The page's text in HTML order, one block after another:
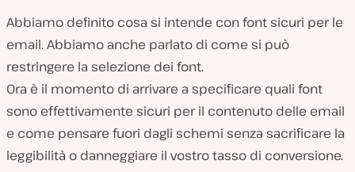
Abbiamo definito cosa si intende con font sicuri per le
email. Abbiamo anche parlato di come si può
restringere la selezione dei font.
Ora è il momento di arrivare a specificare quali font
sono effettivamente sicuri per il contenuto delle email
e come pensare fuori dagli schemi senza sacrificare la
leggibilità o danneggiare il vostro tasso di conversione.